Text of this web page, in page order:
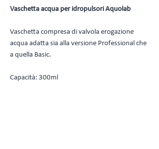
Vaschetta acqua per idropulsori Aquolab
Vaschetta compresa di valvola erogazione
acqua adatta sia alla versione Professional che
a quella Basic.
Capacità: 300ml